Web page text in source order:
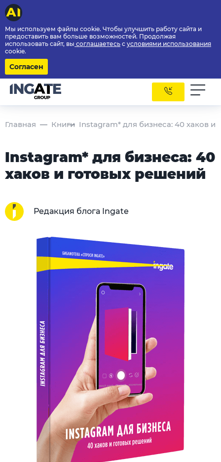
Мы используем файлы cookie. Чтобы улучшить работу сайта и
предоставить вам больше возможностей. Продолжая
использовать сайт, вы соглашаетесь с условиями использования
cookie.
Согласен
Главная Книги Instagram* для бизнеса: 40 хаков и
Instagram* для бизнеса: 40
хаков и готовых решений
Редакция блога Ingate